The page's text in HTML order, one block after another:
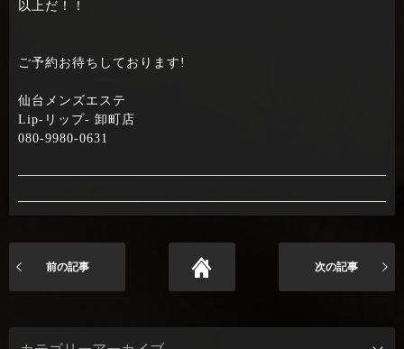
以上だ！！
ご予約お待ちしております!
仙台メンズエステ
Lip-リップ- 卸町店
080-9980-0631
前の記事 次の記事